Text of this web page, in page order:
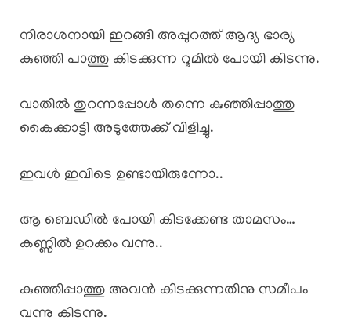
നിരാശനായി ഇറങ്ങി അപ്പുറത്ത് ആദ്യ ഭാര്യ
കുഞ്ഞി പാത്തു കിടക്കുന്ന റൂമിൽ പോയി കിടന്നു.
വാതിൽ തുറന്നപ്പോൾ തന്നെ കുഞ്ഞിപ്പാത്തു
കൈക്കാട്ടി അടുത്തേക്ക് വിളിച്ചു.
ഇവൾ ഇവിടെ ഉണ്ടായിരുന്നോ..
ആ ബെഡിൽ പോയി കിടക്കേണ്ട താമസം…
കണ്ണിൽ ഉറക്കം വന്നു..
കുഞ്ഞിപ്പാത്തു അവൻ കിടക്കുന്നതിനു സമീപം
വന്നു കിടന്നു.